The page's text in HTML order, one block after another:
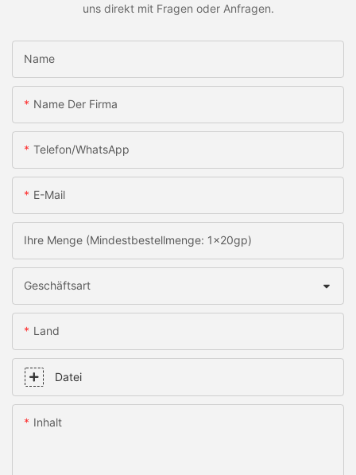
uns direkt mit Fragen oder Anfragen.
Name
Name Der Firma
Telefon/WhatsApp
E-Mail
Ihre Menge (Mindestbestellmenge: 1x20gp)
Geschäftsart
Land
Datei
Inhalt